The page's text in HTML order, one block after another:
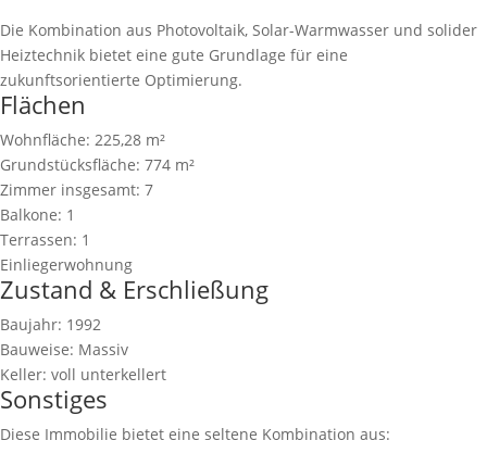
Die Kombination aus Photovoltaik, Solar-Warmwasser und solider
Heiztechnik bietet eine gute Grundlage für eine
zukunftsorientierte Optimierung.
Flächen
Wohnfläche: 225,28 m²
Grundstücksfläche: 774 m²
Zimmer insgesamt: 7
Balkone: 1
Terrassen: 1
Einliegerwohnung
Zustand & Erschließung
Baujahr: 1992
Bauweise: Massiv
Keller: voll unterkellert
Sonstiges
Diese Immobilie bietet eine seltene Kombination aus: